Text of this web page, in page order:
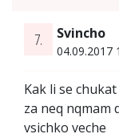
7. Svincho
04.09.2017
Kak li se
za neq nqmam
vsichko veche